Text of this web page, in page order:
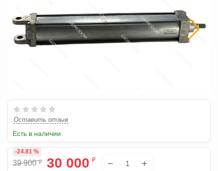
Оставить отзыв
Есть в наличии
39 900 ₽ 30 000 ₽
-24.81 %
− +